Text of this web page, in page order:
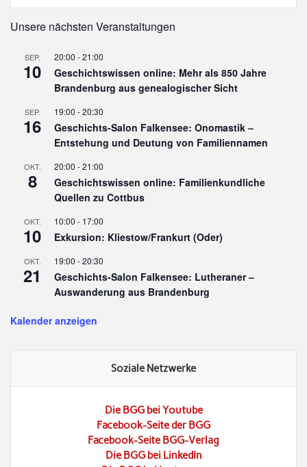
Unsere nächsten Veranstaltungen
SEP.
10
20:00 -21:00
Geschichtswissen online: Mehr als 850 Jahre
Brandenburg aus genealogischer Sicht
SEP.
16
19:00 -20:30
Geschichts-Salon Falkensee: Onomastik –
Entstehung und Deutung von Familiennamen
OKT.
8
20:00 -21:00
Geschichtswissen online: Familienkundliche
Quellen zu Cottbus
OKT.
10
10:00 - 17:00
Exkursion: Kliestow/Frankurt (Oder)
OKT.
21
19:00 -20:30
Geschichts-Salon Falkensee: Lutheraner –
Auswanderung aus Brandenburg
Kalender anzeigen
Soziale Netzwerke
Die BGG bei Youtube
Facebook-Seite der BGG
Facebook-Seite BGG-Verlag
Die BGG bei LinkedIn